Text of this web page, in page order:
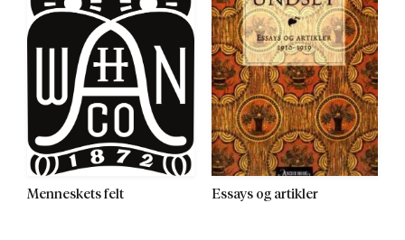
Menneskets felt Essays og artikler